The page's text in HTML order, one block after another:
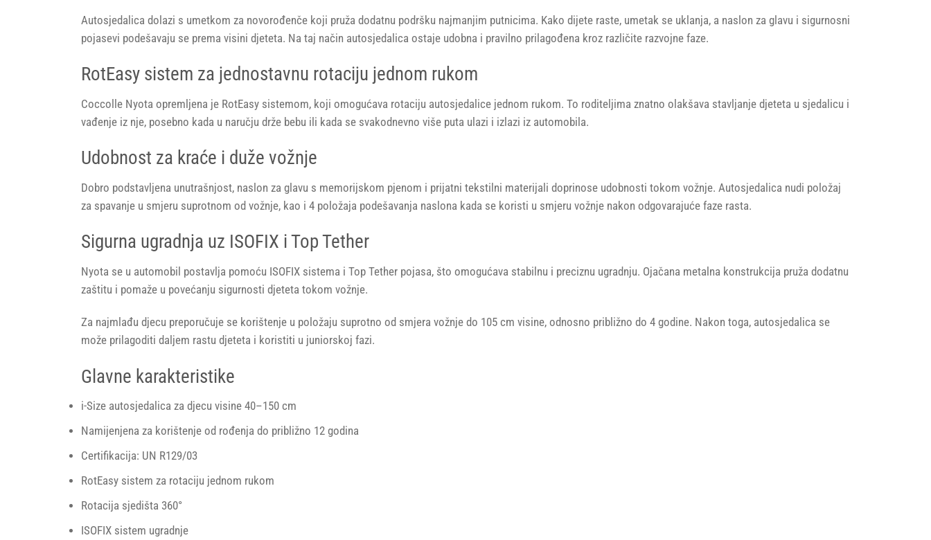
Autosjedalica dolazi s umetkom za novorođenče koji pruža dodatnu podršku najmanjim putnicima. Kako dijete raste, umetak se uklanja, a naslon za glavu i sigurnosni
pojasevi podešavaju se prema visini djeteta. Na taj način autosjedalica ostaje udobna i pravilno prilagođena kroz različite razvojne faze.
RotEasy sistem za jednostavnu rotaciju jednom rukom
Coccolle Nyota opremljena je RotEasy sistemom, koji omogućava rotaciju autosjedalice jednom rukom. To roditeljima znatno olakšava stavljanje djeteta u sjedalicu i
vađenje iz nje, posebno kada u naručju drže bebu ili kada se svakodnevno više puta ulazi i izlazi iz automobila.
Udobnost za kraće i duže vožnje
Dobro podstavljena unutrašnjost, naslon za glavu s memorijskom pjenom i prijatni tekstilni materijali doprinose udobnosti tokom vožnje. Autosjedalica nudi položaj
za spavanje u smjeru suprotnom od vožnje, kao i 4 položaja podešavanja naslona kada se koristi u smjeru vožnje nakon odgovarajuće faze rasta.
Sigurna ugradnja uz ISOFIX i Top Tether
Nyota se u automobil postavlja pomoću ISOFIX sistema i Top Tether pojasa, što omogućava stabilnu i preciznu ugradnju. Ojačana metalna konstrukcija pruža dodatnu
zaštitu i pomaže u povećanju sigurnosti djeteta tokom vožnje.
Za najmlađu djecu preporučuje se korištenje u položaju suprotno od smjera vožnje do 105 cm visine, odnosno približno do 4 godine. Nakon toga, autosjedalica se
može prilagoditi daljem rastu djeteta i koristiti u juniorskoj fazi.
Glavne karakteristike
i-Size autosjedalica za djecu visine 40–150 cm
Namijenjena za korištenje od rođenja do približno 12 godina
Certifikacija: UN R129/03
RotEasy sistem za rotaciju jednom rukom
Rotacija sjedišta 360°
ISOFIX sistem ugradnje